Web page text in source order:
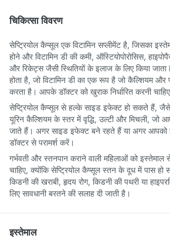
चिकित्सा विवरण
सेप्ट्रियोल कैप्सूल एक विटामिन सप्लीमेंट है, जिसका
होने और विटामिन डी की कमी, ऑस्टियोपोरोसिस,
और रिकेट्स जैसी स्थितियों के इलाज के लिए किया
होता है, जो विटामिन डी का एक रूप है जो कैल्शियम
करता है। आपके डॉक्टर को खुराक निर्धारित करनी
सेप्ट्रियोल कैप्सूल से हल्के साइड इफेक्ट हो सकते हैं,
यूरिन कैल्शियम के स्तर में वृद्धि, उल्टी और मिचली, जो
जाते हैं। अगर साइड इफेक्ट बने रहते हैं या अगर आपको
डॉक्टर से परामर्श करें।
गर्भवती और स्तनपान कराने वाली महिलाओं को
चाहिए, क्योंकि सेप्ट्रियोल कैप्सूल स्तन के दूध में पास हो
किडनी की खराबी, हृदय रोग, किडनी की पथरी या
लिए सावधानी बरतने की सलाह दी जाती है।
इस्तेमाल